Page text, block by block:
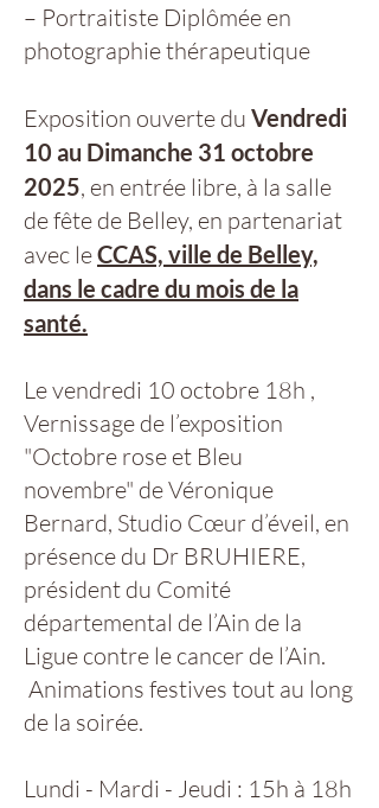
– Portraitiste Diplômée en
photographie thérapeutique
Exposition ouverte du Vendredi
10 au Dimanche 31 octobre
2025, en entrée libre, à la salle
de fête de Belley, en partenariat
avec leCCAS, ville de Belley,
dans le cadre du mois de la
santé.
Le vendredi 10 octobre 18h ,
Vernissage de l’exposition
"Octobre rose et Bleu
novembre" de Véronique
Bernard, Studio Cœur d’éveil, en
présence du Dr BRUHIERE,
président du Comité
départemental de l’Ain de la
Ligue contre le cancer de l’Ain.
Animations festives tout au long
de la soirée.
Lundi - Mardi - Jeudi : 15h à 18h